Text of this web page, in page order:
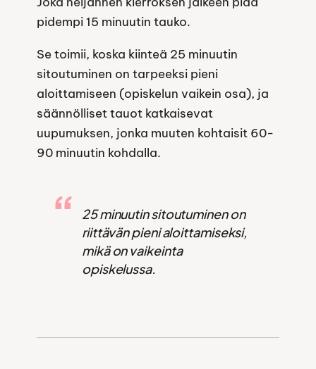
pidempi 15 minuutin tauko.
Se toimii, koska kiinteä 25 minuutin
sitoutuminen on tarpeeksi pieni
aloittamiseen (opiskelun vaikein osa), ja
säännölliset tauot katkaisevat
uupumuksen, jonka muuten kohtaisit 60-
90 minuutin kohdalla.
25 minuutin sitoutuminen on
riittävän pieni aloittamiseksi,
mikä on vaikeinta
opiskelussa.